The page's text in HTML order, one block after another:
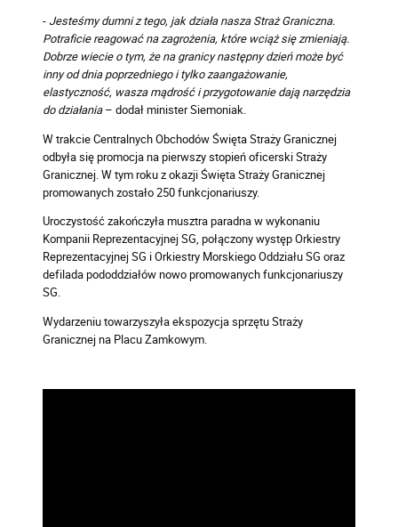
- Jesteśmy dumni z tego, jak działa nasza Straż Graniczna.
Potraficie reagować na zagrożenia, które wciąż się zmieniają.
Dobrze wiecie o tym, że na granicy następny dzień może być
inny od dnia poprzedniego i tylko zaangażowanie,
elastyczność, wasza mądrość i przygotowanie dają narzędzia
do działania– dodał minister Siemoniak.
W trakcie Centralnych Obchodów Święta Straży Granicznej
odbyła się promocja na pierwszy stopień oficerski Straży
Granicznej. W tym roku z okazji Święta Straży Granicznej
promowanych zostało 250 funkcjonariuszy.
Uroczystość zakończyła musztra paradna w wykonaniu
Kompanii Reprezentacyjnej SG, połączony występ Orkiestry
Reprezentacyjnej SG i Orkiestry Morskiego Oddziału SG oraz
defilada pododdziałów nowo promowanych funkcjonariuszy
SG.
Wydarzeniu towarzyszyła ekspozycja sprzętu Straży
Granicznej na Placu Zamkowym.